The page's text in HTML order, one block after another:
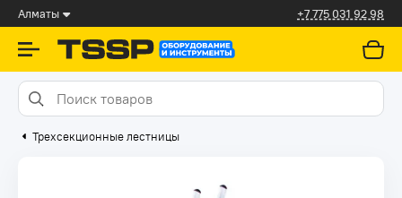
Алматы +7 775 031 92 98
Трехсекционные лестницы